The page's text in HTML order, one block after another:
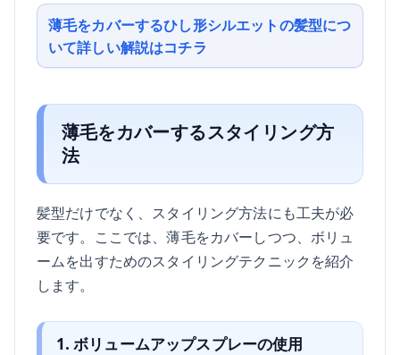
薄毛をカバーするひし形シルエットの髪型につ
いて詳しい解説はコチラ
薄毛をカバーするスタイリング方
法
髪型だけでなく、スタイリング方法にも工夫が必
要です。ここでは、薄毛をカバーしつつ、ボリュ
ームを出すためのスタイリングテクニックを紹介
します。
1. ボリュームアップスプレーの使用